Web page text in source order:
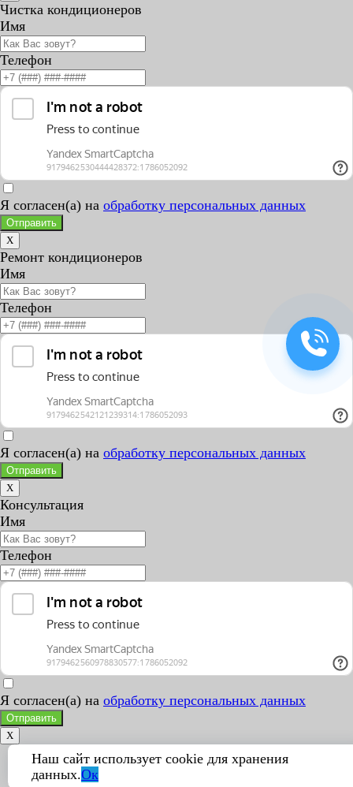
Чистка кондиционеров
Имя
Телефон
Я согласен(а) на обработку персональных данных
Отправить
X
Ремонт кондиционеров
Имя
Телефон
Я согласен(а) на обработку персональных данных
Отправить
X
Консультация
Имя
Телефон
Я согласен(а) на обработку персональных данных
Отправить
X
Наш сайт использует cookie для хранения
данных.Ок